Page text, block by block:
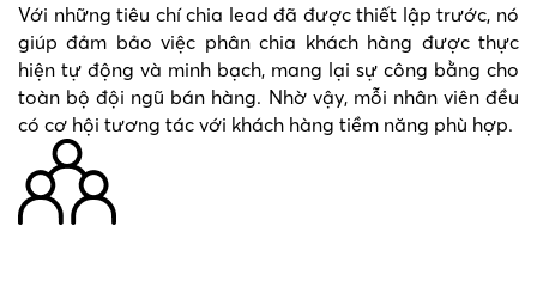
Với những tiêu chí chia lead đã được thiết lập trước, nó
giúp đảm bảo việc phân chia khách hàng được thực
hiện tự động và minh bạch, mang lại sự công bằng cho
toàn bộ đội ngũ bán hàng. Nhờ vậy, mỗi nhân viên đều
có cơ hội tương tác với khách hàng tiềm năng phù hợp.